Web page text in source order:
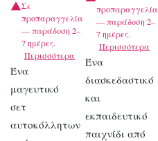
Σε
προπαραγγελία
— παράδοση 2–
7 ημέρες.
Περισσότερα
Ένα
μαγευτικό
σετ
αυτοκόλλητων
προπαραγγελία
— παράδοση 2–
7 ημέρες.
Περισσότερα
Ένα
διασκεδαστικό
και
εκπαιδευτικό
παιχνίδι από